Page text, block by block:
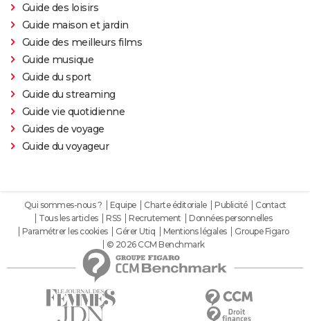
Guide des loisirs
Guide maison et jardin
Guide des meilleurs films
Guide musique
Guide du sport
Guide du streaming
Guide vie quotidienne
Guides de voyage
Guide du voyageur
Qui sommes-nous ? Equipe Charte éditoriale Publicité
Contact
Tous les articles
RSS Recrutement
Données personnelles
Paramétrer les cookies
Gérer Utiq Mentions légales
Groupe Figaro
© 2026 CCM Benchmark